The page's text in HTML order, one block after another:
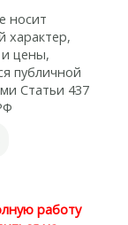
носит
характер,
цены,
публичной
Статьи 437
работу